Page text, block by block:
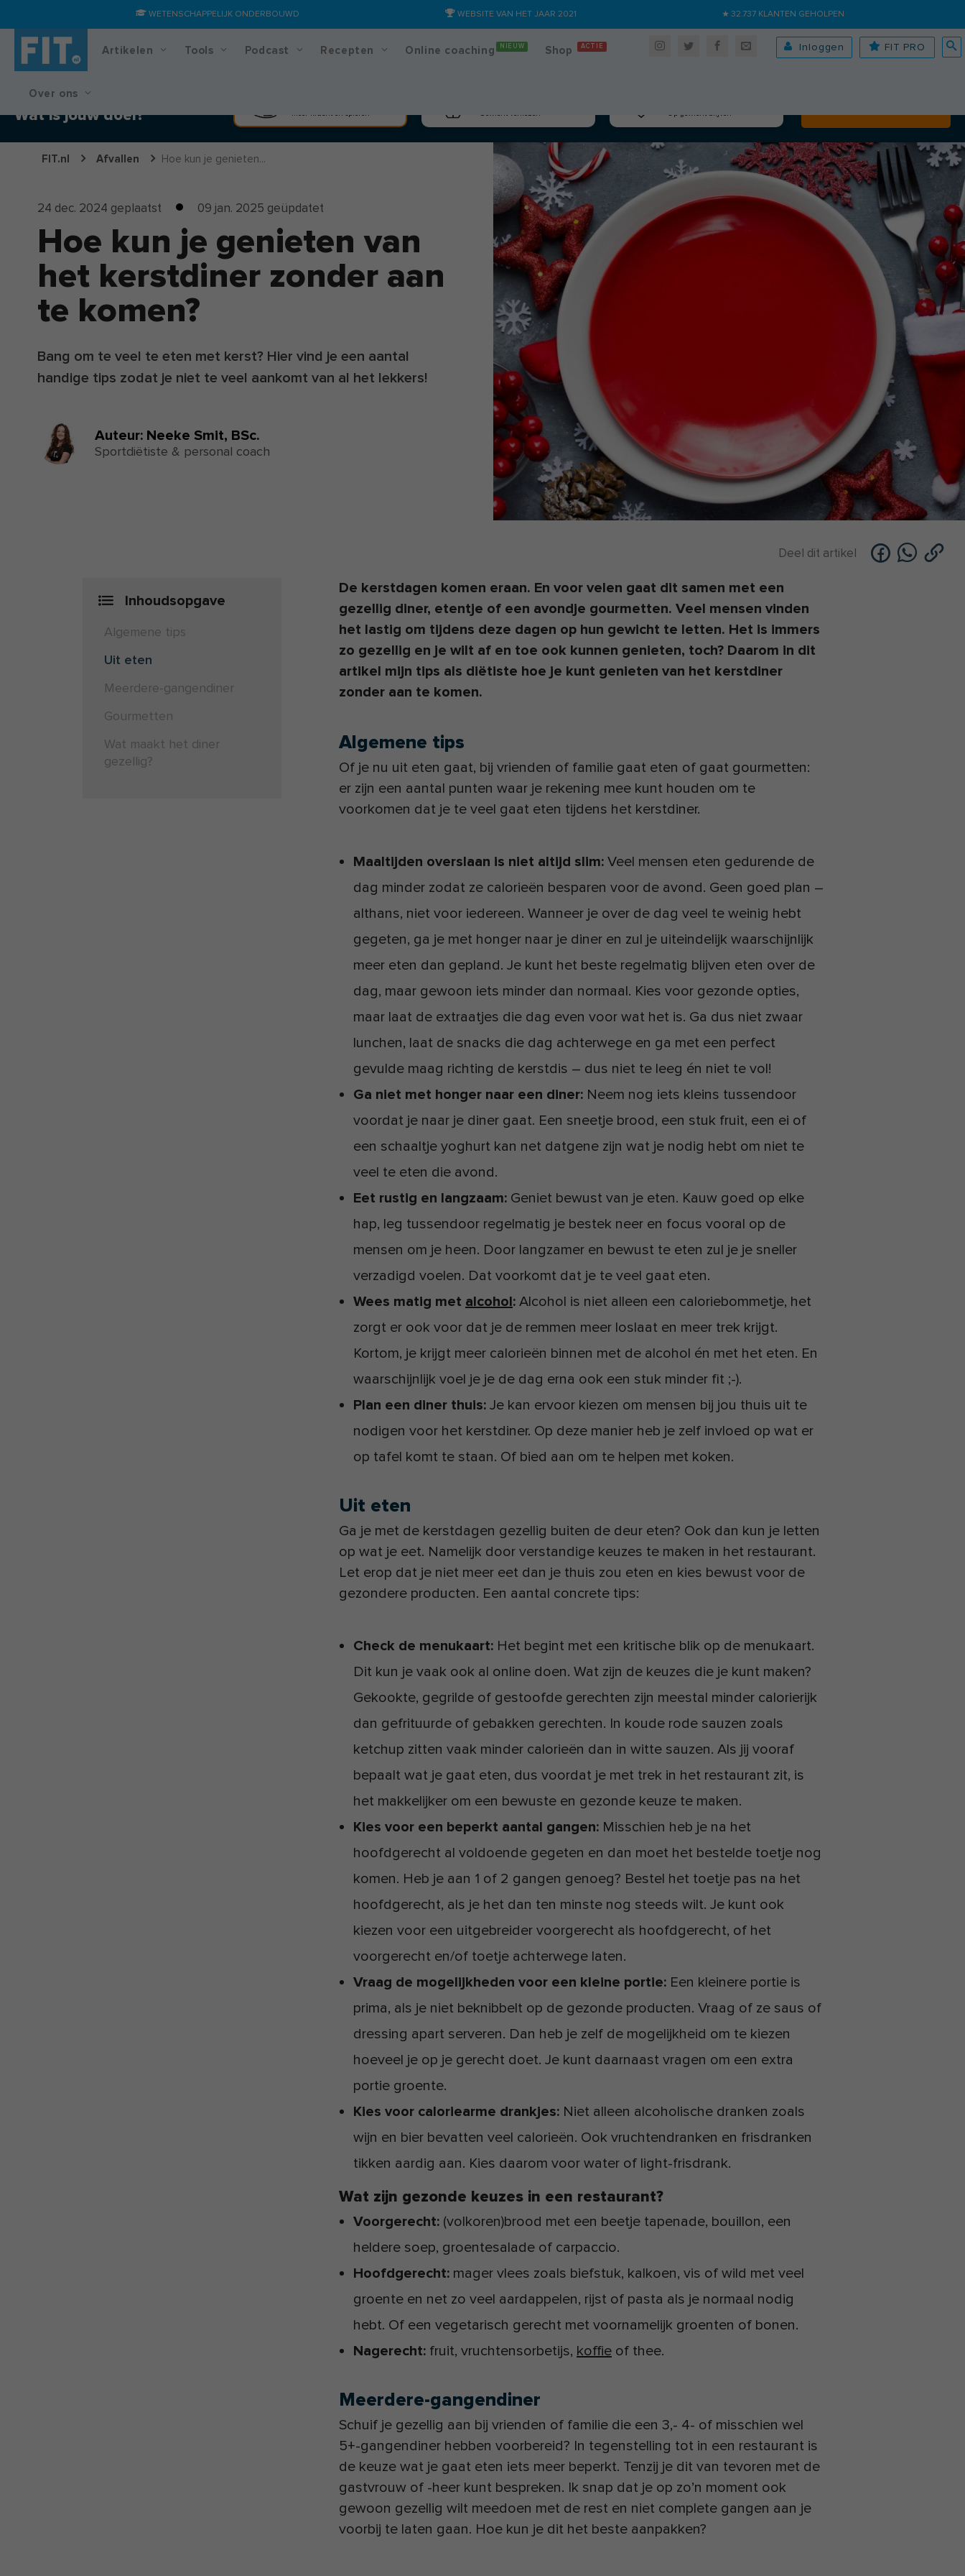
WETENSCHAPPELIJK ONDERBOUWD WEBSITE VAN HET JAAR 2021 ★ 32.737 KLANTEN GEHOLPEN
Artikelen Tools Podcast Recepten Online coaching NIEUW Shop ACTIE
Over ons
Inloggen FIT PRO
Training & voedingsplan
Wat is jouw doel?
FIT.nl Afvallen Hoe kun je genieten...
24 dec. 2024 geplaatst 09 jan. 2025 geüpdatet
Hoe kun je genieten van
het kerstdiner zonder aan
te komen?
Bang om te veel te eten met kerst? Hier vind je een aantal
handige tips zodat je niet te veel aankomt van al het lekkers!
Auteur: Neeke Smit, BSc.
Sportdiëtiste & personal coach
Inhoudsopgave
Algemene tips
Uit eten
Meerdere-gangendiner
Gourmetten
Wat maakt het diner
gezellig?
Deel dit artikel
De kerstdagen komen eraan. En voor velen gaat dit samen met een
gezellig diner, etentje of een avondje gourmetten. Veel mensen vinden
het lastig om tijdens deze dagen op hun gewicht te letten. Het is immers
zo gezellig en je wilt af en toe ook kunnen genieten, toch? Daarom in dit
artikel mijn tips als diëtiste hoe je kunt genieten van het kerstdiner
zonder aan te komen.
Algemene tips
Of je nu uit eten gaat, bij vrienden of familie gaat eten of gaat gourmetten:
er zijn een aantal punten waar je rekening mee kunt houden om te
voorkomen dat je te veel gaat eten tijdens het kerstdiner.
Maaltijden overslaan is niet altijd slim: Veel mensen eten gedurende de
dag minder zodat ze calorieën besparen voor de avond. Geen goed plan –
althans, niet voor iedereen. Wanneer je over de dag veel te weinig hebt
gegeten, ga je met honger naar je diner en zul je uiteindelijk waarschijnlijk
meer eten dan gepland. Je kunt het beste regelmatig blijven eten over de
dag, maar gewoon iets minder dan normaal. Kies voor gezonde opties,
maar laat de extraatjes die dag even voor wat het is. Ga dus niet zwaar
lunchen, laat de snacks die dag achterwege en ga met een perfect
gevulde maag richting de kerstdis – dus niet te leeg én niet te vol!
Ga niet met honger naar een diner: Neem nog iets kleins tussendoor
voordat je naar je diner gaat. Een sneetje brood, een stuk fruit, een ei of
een schaaltje yoghurt kan net datgene zijn wat je nodig hebt om niet te
veel te eten die avond.
Eet rustig en langzaam: Geniet bewust van je eten. Kauw goed op elke
hap, leg tussendoor regelmatig je bestek neer en focus vooral op de
mensen om je heen. Door langzamer en bewust te eten zul je je sneller
verzadigd voelen. Dat voorkomt dat je te veel gaat eten.
Wees matig met alcohol: Alcohol is niet alleen een caloriebommetje, het
zorgt er ook voor dat je de remmen meer loslaat en meer trek krijgt.
Kortom, je krijgt meer calorieën binnen met de alcohol én met het eten. En
waarschijnlijk voel je je de dag erna ook een stuk minder fit ;-).
Plan een diner thuis: Je kan ervoor kiezen om mensen bij jou thuis uit te
nodigen voor het kerstdiner. Op deze manier heb je zelf invloed op wat er
op tafel komt te staan. Of bied aan om te helpen met koken.
Uit eten
Ga je met de kerstdagen gezellig buiten de deur eten? Ook dan kun je letten
op wat je eet. Namelijk door verstandige keuzes te maken in het restaurant.
Let erop dat je niet meer eet dan je thuis zou eten en kies bewust voor de
gezondere producten. Een aantal concrete tips:
Check de menukaart: Het begint met een kritische blik op de menukaart.
Dit kun je vaak ook al online doen. Wat zijn de keuzes die je kunt maken?
Gekookte, gegrilde of gestoofde gerechten zijn meestal minder calorierijk
dan gefrituurde of gebakken gerechten. In koude rode sauzen zoals
ketchup zitten vaak minder calorieën dan in witte sauzen. Als jij vooraf
bepaalt wat je gaat eten, dus voordat je met trek in het restaurant zit, is
het makkelijker om een bewuste en gezonde keuze te maken.
Kies voor een beperkt aantal gangen: Misschien heb je na het
hoofdgerecht al voldoende gegeten en dan moet het bestelde toetje nog
komen. Heb je aan 1 of 2 gangen genoeg? Bestel het toetje pas na het
hoofdgerecht, als je het dan ten minste nog steeds wilt. Je kunt ook
kiezen voor een uitgebreider voorgerecht als hoofdgerecht, of het
voorgerecht en/of toetje achterwege laten.
Vraag de mogelijkheden voor een kleine portie: Een kleinere portie is
prima, als je niet beknibbelt op de gezonde producten. Vraag of ze saus of
dressing apart serveren. Dan heb je zelf de mogelijkheid om te kiezen
hoeveel je op je gerecht doet. Je kunt daarnaast vragen om een extra
portie groente.
Kies voor caloriearme drankjes: Niet alleen alcoholische dranken zoals
wijn en bier bevatten veel calorieën. Ook vruchtendranken en frisdranken
tikken aardig aan. Kies daarom voor water of light-frisdrank.
Wat zijn gezonde keuzes in een restaurant?
Voorgerecht: (volkoren)brood met een beetje tapenade, bouillon, een
heldere soep, groentesalade of carpaccio.
Hoofdgerecht: mager vlees zoals biefstuk, kalkoen, vis of wild met veel
groente en net zo veel aardappelen, rijst of pasta als je normaal nodig
hebt. Of een vegetarisch gerecht met voornamelijk groenten of bonen.
Nagerecht: fruit, vruchtensorbetijs, koffie of thee.
Meerdere-gangendiner
Schuif je gezellig aan bij vrienden of familie die een 3,- 4- of misschien wel
5+-gangendiner hebben voorbereid? In tegenstelling tot in een restaurant is
de keuze wat je gaat eten iets meer beperkt. Tenzij je dit van tevoren met de
gastvrouw of -heer kunt bespreken. Ik snap dat je op zo’n moment ook
gewoon gezellig wilt meedoen met de rest en niet complete gangen aan je
voorbij te laten gaan. Hoe kun je dit het beste aanpakken?